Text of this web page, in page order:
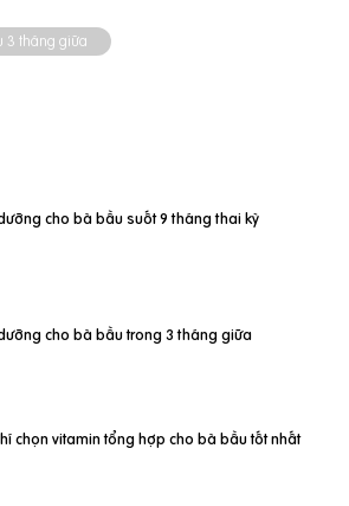
3 tháng giữa
cho bà bầu suốt 9 tháng thai kỳ
cho bà bầu trong 3 tháng giữa
chọn vitamin tổng hợp cho bà bầu tốt nhất